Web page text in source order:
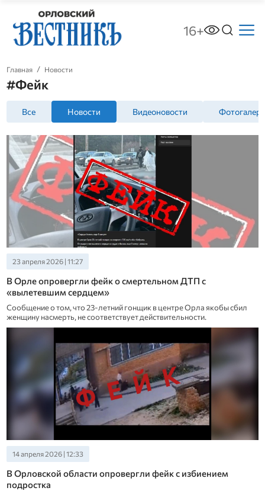
16+
Главная Новости
#Фейк
Все Новости Видеоновости
23 апреля 2026 | 11:27
В Орле опровергли фейк о смертельном ДТП с
«вылетевшим сердцем»
Сообщение о том, что 23-летний гонщик в центре Орла якобы сбил
женщину насмерть, не соответствует действительности.
14 апреля 2026 | 12:33
В Орловской области опровергли фейк с избиением
подростка